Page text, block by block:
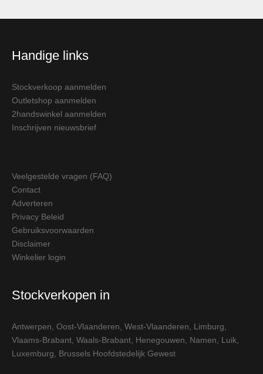
Handige links
Stockverkoop aanmelden
Outletshop aanmelden
2handswinkel aanmelden
Inschrijven nieuwsbrief
Veelgestelde vragen (FAQ)
Contact
Adverteren
Privacy Beleid
Gebruiksvoorwaarden
Disclaimer
Winkelier login
Stockverkopen in
Antwerpen Oost-Vlaanderen West-Vlaanderen Limburg
Vlaams-Brabant Waals-Brabant Henegouwen Namen Luik
Luxemburg
Brussels Hoofdstedelijk Gewest